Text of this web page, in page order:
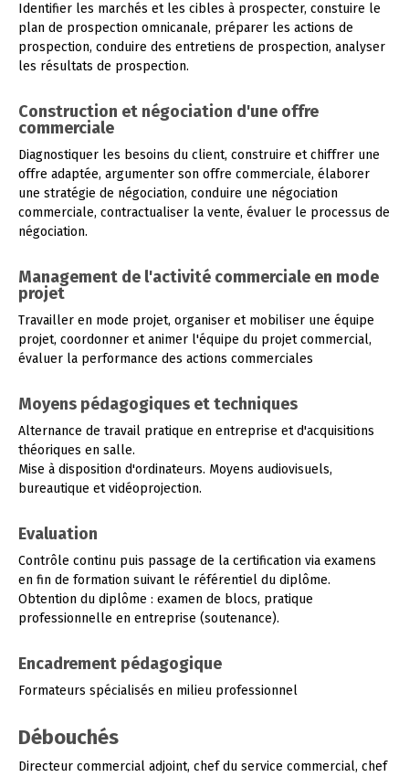
Identifier les marchés et les cibles à prospecter, constuire le
plan de prospection omnicanale, préparer les actions de
prospection, conduire des entretiens de prospection, analyser
les résultats de prospection.
Construction et négociation d'une offre
commerciale
Diagnostiquer les besoins du client, construire et chiffrer une
offre adaptée, argumenter son offre commerciale, élaborer
une stratégie de négociation, conduire une négociation
commerciale, contractualiser la vente, évaluer le processus de
négociation.
Management de l'activité commerciale en mode
projet
Travailler en mode projet, organiser et mobiliser une équipe
projet, coordonner et animer l'équipe du projet commercial,
évaluer la performance des actions commerciales
Moyens pédagogiques et techniques
Alternance de travail pratique en entreprise et d'acquisitions
théoriques en salle.
Mise à disposition d'ordinateurs. Moyens audiovisuels,
bureautique et vidéoprojection.
Evaluation
Contrôle continu puis passage de la certification via examens
en fin de formation suivant le référentiel du diplôme.
Obtention du diplôme : examen de blocs, pratique
professionnelle en entreprise (soutenance).
Encadrement pédagogique
Formateurs spécialisés en milieu professionnel
Débouchés
Directeur commercial adjoint, chef du service commercial, chef